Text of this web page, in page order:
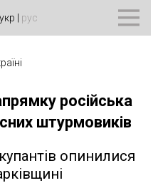
укр рус
російська
штурмовиків
опинилися